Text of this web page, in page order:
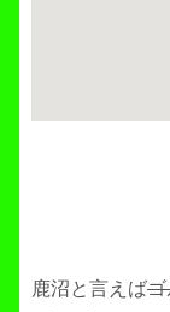
鹿沼と言えばゴ